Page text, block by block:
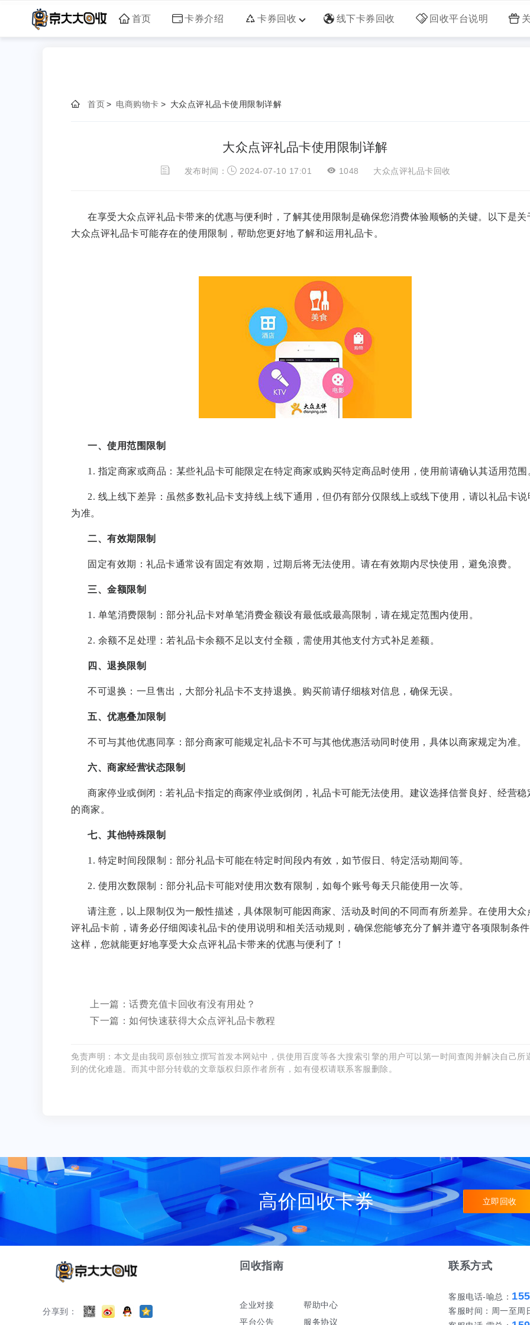
首页 卡券介绍 卡券回收 线下卡券回收 回收平台说明
首页> 电商购物卡 > 大众点评礼品卡使用限制详解
大众点评礼品卡使用限制详解
发布时间： 2024-07-10 17:01 1048 大众点评礼品卡回收
在享受大众点评礼品卡带来的优惠与便利时，了解其使用限制是确保您消费体验顺畅的关键。以下是关
大众点评礼品卡可能存在的使用限制，帮助您更好地了解和运用礼品卡。
一、使用范围限制
1. 指定商家或商品：某些礼品卡可能限定在特定商家或购买特定商品时使用，使用前请确认其适用范围
2. 线上线下差异：虽然多数礼品卡支持线上线下通用，但仍有部分仅限线上或线下使用，请以礼品卡说
为准。
二、有效期限制
固定有效期：礼品卡通常设有固定有效期，过期后将无法使用。请在有效期内尽快使用，避免浪费。
三、金额限制
1. 单笔消费限制：部分礼品卡对单笔消费金额设有最低或最高限制，请在规定范围内使用。
2. 余额不足处理：若礼品卡余额不足以支付全额，需使用其他支付方式补足差额。
四、退换限制
不可退换：一旦售出，大部分礼品卡不支持退换。购买前请仔细核对信息，确保无误。
五、优惠叠加限制
不可与其他优惠同享：部分商家可能规定礼品卡不可与其他优惠活动同时使用，具体以商家规定为准。
六、商家经营状态限制
商家停业或倒闭：若礼品卡指定的商家停业或倒闭，礼品卡可能无法使用。建议选择信誉良好、经营稳
的商家。
七、其他特殊限制
1. 特定时间段限制：部分礼品卡可能在特定时间段内有效，如节假日、特定活动期间等。
2. 使用次数限制：部分礼品卡可能对使用次数有限制，如每个账号每天只能使用一次等。
请注意，以上限制仅为一般性描述，具体限制可能因商家、活动及时间的不同而有所差异。在使用大众
评礼品卡前，请务必仔细阅读礼品卡的使用说明和相关活动规则，确保您能够充分了解并遵守各项限制条件
这样，您就能更好地享受大众点评礼品卡带来的优惠与便利了！
上一篇：话费充值卡回收有没有用处？
下一篇：如何快速获得大众点评礼品卡教程
免责声明：本文是由我司原创独立撰写首发本网站中，供使用百度等各大搜索引擎的用户可以第一时间查阅并解决自己所
到的优化难题。而其中部分转载的文章版权归原作者所有，如有侵权请联系客服删除。
高价回收卡券 立即回收
分享到：
回收指南
企业对接
平台公告
帮助中心
服务协议
联系方式
客服电话-喻总：
客服时间：周一至